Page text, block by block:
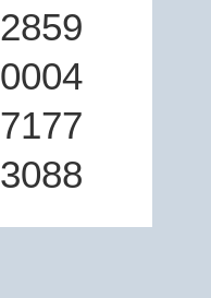
2859
0004
7177
3088